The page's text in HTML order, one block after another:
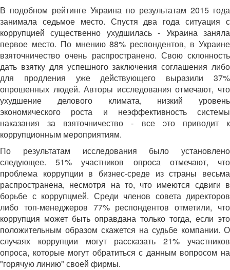
В подобном рейтинге Украина по результатам 2015 года
занимала седьмое место. Спустя два года ситуация с
коррупцией существенно ухудшилась - Украина заняла
первое место. По мнению 88% респондентов, в Украине
взяточничество очень распространено. Свою склонность
дать взятку для успешного заключения соглашения либо
для продления уже действующего выразили 37%
опрошенных людей. Авторы исследования отмечают, что
ухудшение делового климата, низкий уровень
экономического роста и неэффективность системы
наказания за взяточничество - все это приводит к
коррупционным мероприятиям.
По результатам исследования было установлено
следующее. 51% участников опроса отмечают, что
проблема коррупции в бизнес-среде из страны весьма
распространена, несмотря на то, что имеются сдвиги в
борьбе с коррупцмей. Среди членов совета директоров
либо топ-менеджеров 77% респондентов отметили, что
коррупция может быть оправдана только тогда, если это
положительным образом скажется на судьбе компании. О
случаях коррупции могут рассказать 21% участников
опроса, которые могут обратиться с данным вопросом на
"горячую линию" своей фирмы.